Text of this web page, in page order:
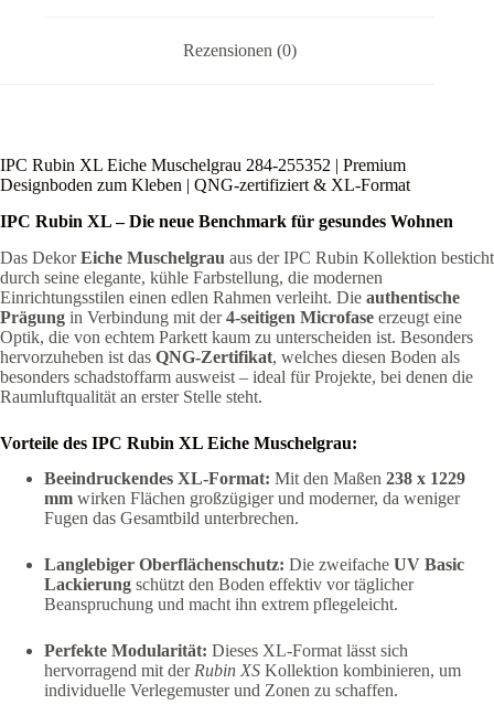
Rezensionen (0)
IPC Rubin XL Eiche Muschelgrau 284-255352 | Premium
Designboden zum Kleben | QNG-zertifiziert & XL-Format
IPC Rubin XL – Die neue Benchmark für gesundes Wohnen
Das DekorEiche Muschelgrau aus der IPC Rubin Kollektion besticht
durch seine elegante, kühle Farbstellung, die modernen
Einrichtungsstilen einen edlen Rahmen verleiht. Die authentische
Prägung in Verbindung mit der4-seitigen Microfase erzeugt eine
Optik, die von echtem Parkett kaum zu unterscheiden ist. Besonders
hervorzuheben ist das QNG-Zertifikat, welches diesen Boden als
besonders schadstoffarm ausweist – ideal für Projekte, bei denen die
Raumluftqualität an erster Stelle steht.
Vorteile des IPC Rubin XL Eiche Muschelgrau:
Beeindruckendes XL-Format: Mit den Maßen 238 x 1229
mm wirken Flächen großzügiger und moderner, da weniger
Fugen das Gesamtbild unterbrechen.
Langlebiger Oberflächenschutz: Die zweifache UV Basic
Lackierung schützt den Boden effektiv vor täglicher
Beanspruchung und macht ihn extrem pflegeleicht.
Perfekte Modularität: Dieses XL-Format lässt sich
hervorragend mit derRubin XS Kollektion kombinieren, um
individuelle Verlegemuster und Zonen zu schaffen.